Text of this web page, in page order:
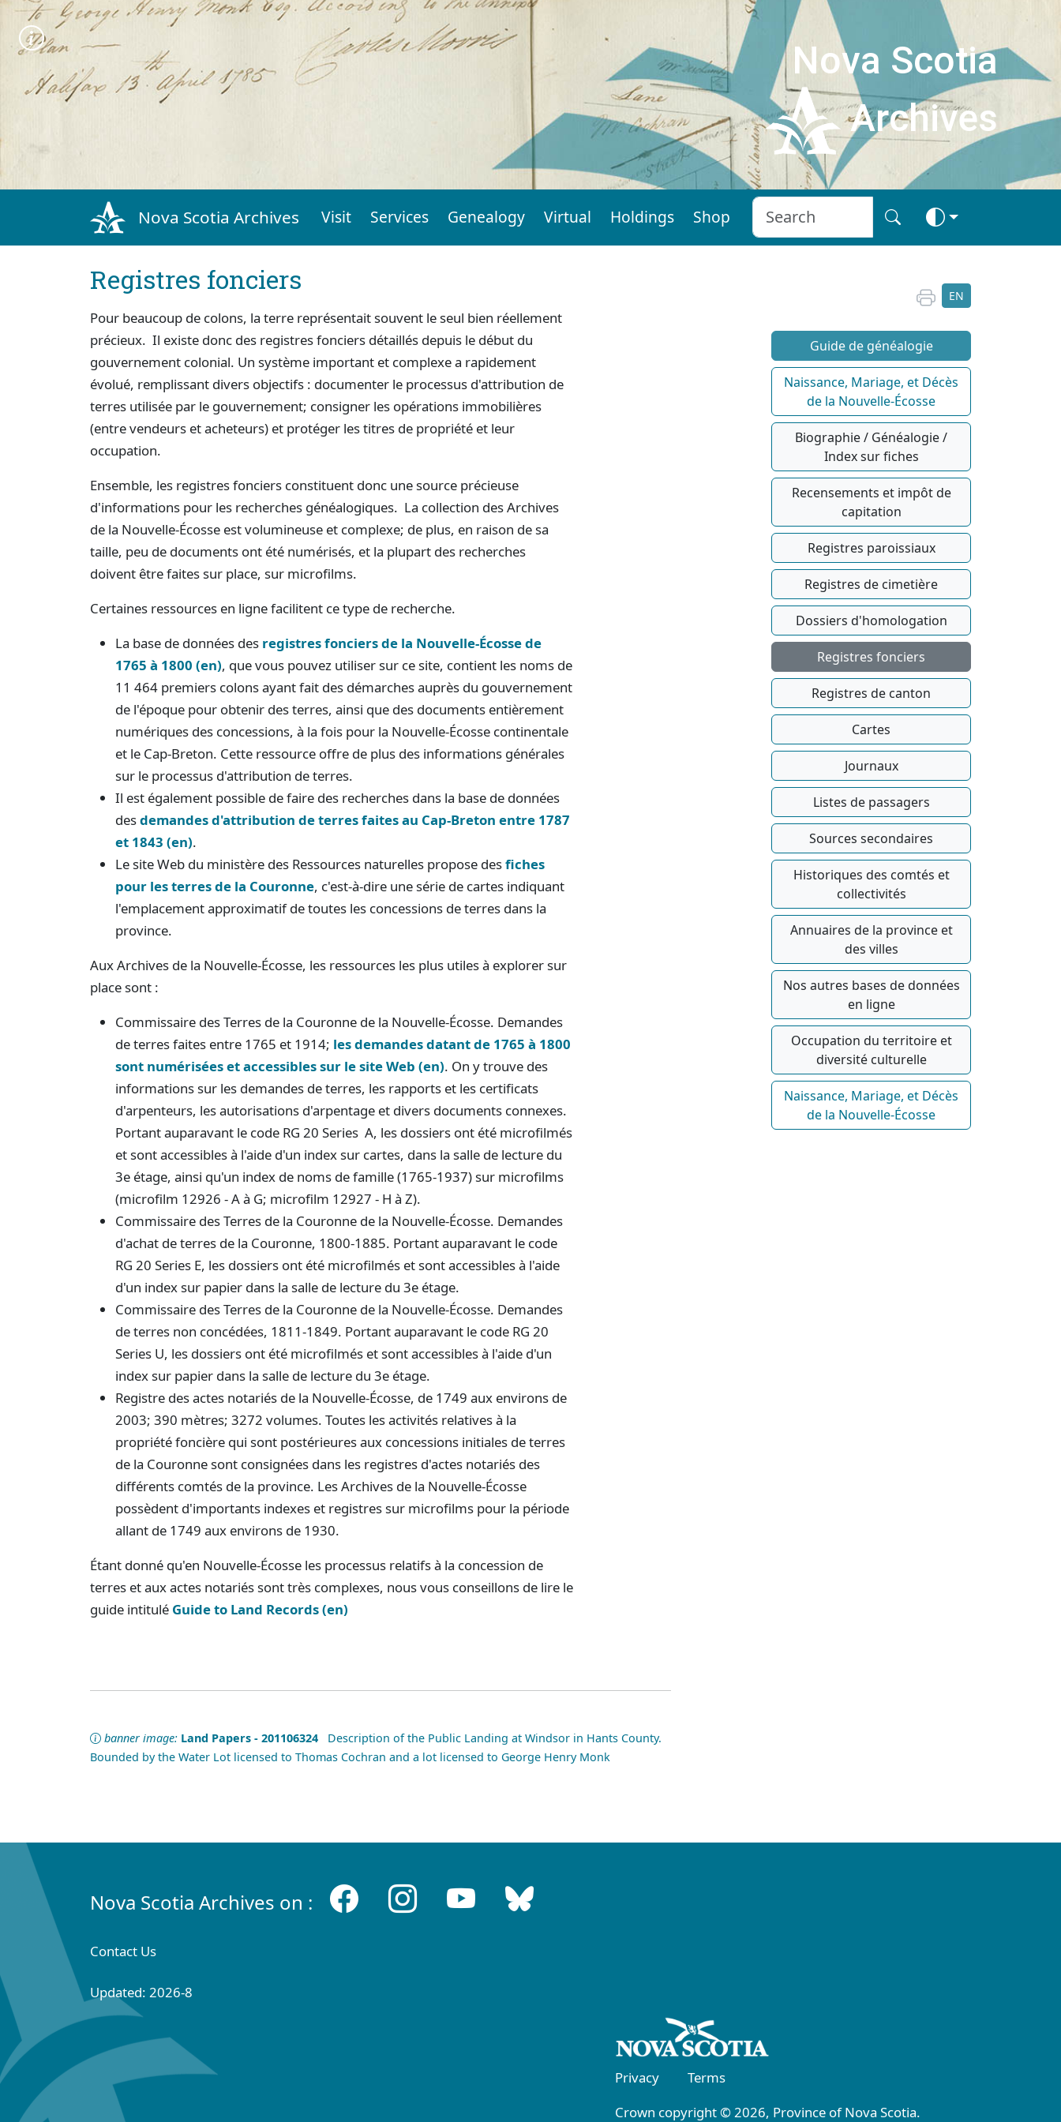
Nova Scotia
Archives
Nova Scotia Archives Visit Services Genealogy Virtual Holdings Shop
Registres fonciers
Pour beaucoup de colons, la terre représentait souvent le seul bien réellement
précieux. Il existe donc des registres fonciers détaillés depuis le début du
gouvernement colonial. Un système important et complexe a rapidement
évolué, remplissant divers objectifs : documenter le processus d'attribution de
terres utilisée par le gouvernement; consigner les opérations immobilières
(entre vendeurs et acheteurs) et protéger les titres de propriété et leur
occupation.
Ensemble, les registres fonciers constituent donc une source précieuse
d'informations pour les recherches généalogiques. La collection des Archives
de la Nouvelle-Écosse est volumineuse et complexe; de plus, en raison de sa
taille, peu de documents ont été numérisés, et la plupart des recherches
doivent être faites sur place, sur microfilms.
Certaines ressources en ligne facilitent ce type de recherche.
La base de données des registres fonciers de la Nouvelle-Écosse de
1765 à 1800 (en), que vous pouvez utiliser sur ce site, contient les noms de
11 464 premiers colons ayant fait des démarches auprès du gouvernement
de l'époque pour obtenir des terres, ainsi que des documents entièrement
numériques des concessions, à la fois pour la Nouvelle-Écosse continentale
et le Cap-Breton. Cette ressource offre de plus des informations générales
sur le processus d'attribution de terres.
Il est également possible de faire des recherches dans la base de données
desdemandes d'attribution de terres faites au Cap-Breton entre 1787
et 1843 (en).
Le site Web du ministère des Ressources naturelles propose desfiches
pour les terres de la Couronne, c'est-à-dire une série de cartes indiquant
l'emplacement approximatif de toutes les concessions de terres dans la
province.
Aux Archives de la Nouvelle-Écosse, les ressources les plus utiles à explorer sur
place sont :
Commissaire des Terres de la Couronne de la Nouvelle-Écosse. Demandes
de terres faites entre 1765 et 1914; les demandes datant de 1765 à 1800
sont numérisées et accessibles sur le site Web (en). On y trouve des
informations sur les demandes de terres, les rapports et les certificats
d'arpenteurs, les autorisations d'arpentage et divers documents connexes.
Portant auparavant le code RG 20 Series A, les dossiers ont été microfilmés
et sont accessibles à l'aide d'un index sur cartes, dans la salle de lecture du
3e étage, ainsi qu'un index de noms de famille (1765-1937) sur microfilms
(microfilm 12926 - A à G; microfilm 12927 - H à Z).
Commissaire des Terres de la Couronne de la Nouvelle-Écosse. Demandes
d'achat de terres de la Couronne, 1800-1885. Portant auparavant le code
RG 20 Series E, les dossiers ont été microfilmés et sont accessibles à l'aide
d'un index sur papier dans la salle de lecture du 3e étage.
Commissaire des Terres de la Couronne de la Nouvelle-Écosse. Demandes
de terres non concédées, 1811-1849. Portant auparavant le code RG 20
Series U, les dossiers ont été microfilmés et sont accessibles à l'aide d'un
index sur papier dans la salle de lecture du 3e étage.
Registre des actes notariés de la Nouvelle-Écosse, de 1749 aux environs de
2003; 390 mètres; 3272 volumes. Toutes les activités relatives à la
propriété foncière qui sont postérieures aux concessions initiales de terres
de la Couronne sont consignées dans les registres d'actes notariés des
différents comtés de la province. Les Archives de la Nouvelle-Écosse
possèdent d'importants indexes et registres sur microfilms pour la période
allant de 1749 aux environs de 1930.
Étant donné qu'en Nouvelle-Écosse les processus relatifs à la concession de
terres et aux actes notariés sont très complexes, nous vous conseillons de lire le
guide intitulé Guide to Land Records (en)
banner image: Land Papers - 201106324 Description of the Public Landing at Windsor in Hants County.
Bounded by the Water Lot licensed to Thomas Cochran and a lot licensed to George Henry Monk
EN
Guide de généalogie
Naissance, Mariage, et Décès
de la Nouvelle-Écosse
Biographie / Généalogie /
Index sur fiches
Recensements et impôt de
capitation
Registres paroissiaux
Registres de cimetière
Dossiers d'homologation
Registres fonciers
Registres de canton
Cartes
Journaux
Listes de passagers
Sources secondaires
Historiques des comtés et
collectivités
Annuaires de la province et
des villes
Nos autres bases de données
en ligne
Occupation du territoire et
diversité culturelle
Naissance, Mariage, et Décès
de la Nouvelle-Écosse
Nova Scotia Archives on :
Contact Us
Updated: 2026-8
Privacy
Terms
Crown copyright © 2026, Province of Nova Scotia.